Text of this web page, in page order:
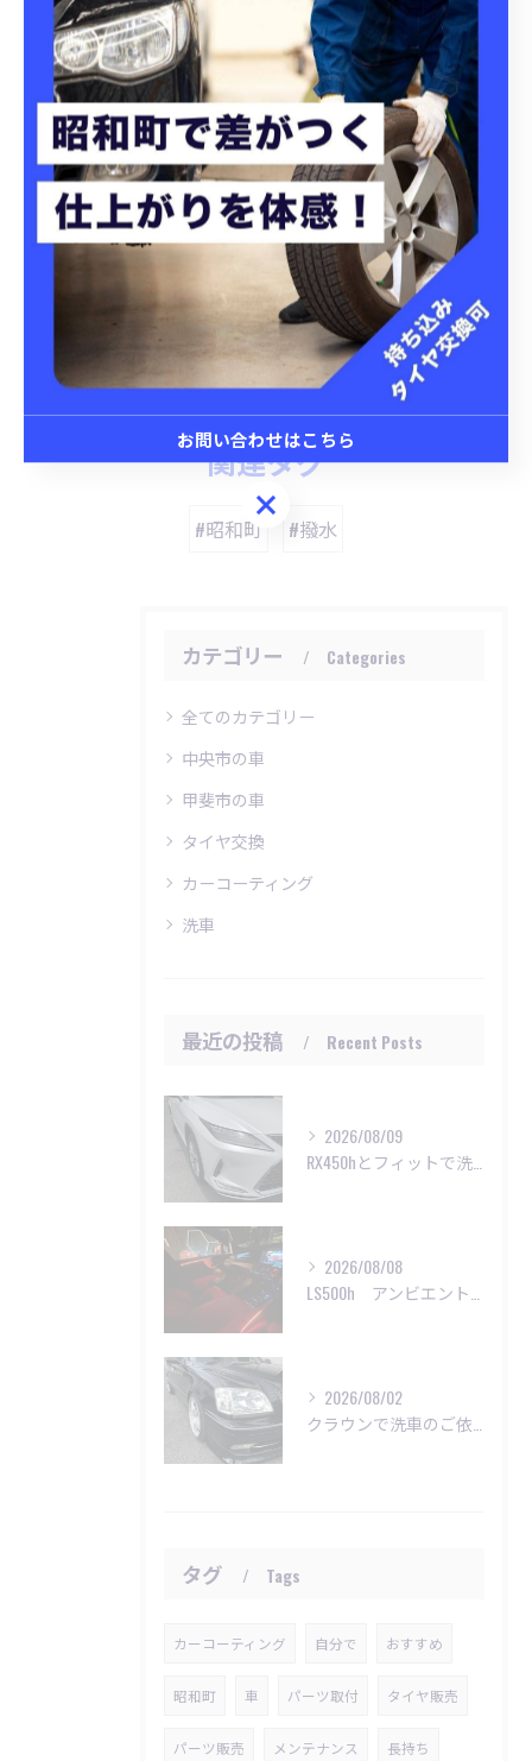
#持ち込みタイヤ交換 #持ち込みナビ取付
#車パーツ取付 #タイヤ交換
#手洗い洗車 #撥水 #洗車
昭和町にてタイヤ交換を実施昭和町にて洗車プランを提
案
< 前のページ 一覧に戻る 次のページ >
関連タグ
#昭和町 #撥水
カテゴリー Categories
全てのカテゴリー
中央市の車
甲斐市の車
タイヤ交換
カーコーティング
洗車
最近の投稿 Recent Posts
2026/08/09
2026/08/08
2026/08/02
タグ Tags
カーコーティング 自分で おすすめ
昭和町 車 パーツ取付 タイヤ販売
パーツ販売 メンテナンス 長持ち
お問い合わせはこちら
お問い合わせはこちら